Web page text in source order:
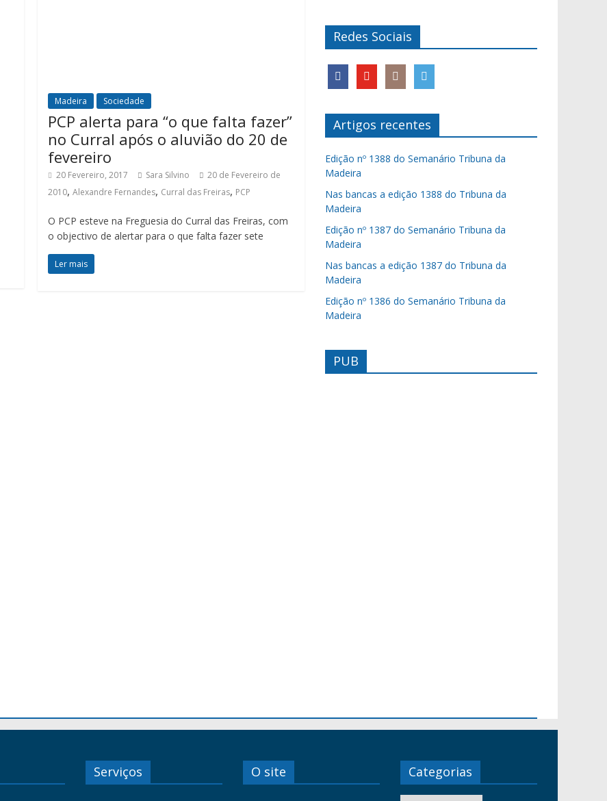
Madeira Sociedade
PCP alerta para “o que falta fazer”
no Curral após o aluvião do 20 de
fevereiro
20 Fevereiro, 2017 Sara Silvino
20 de Fevereiro de
2010,Alexandre Fernandes, Curral das Freiras, PCP
O PCP esteve na Freguesia do Curral das Freiras, com
o objectivo de alertar para o que falta fazer sete
Ler mais
Redes Sociais
Artigos recentes
Edição nº 1388 do Semanário Tribuna da
Madeira
Nas bancas a edição 1388 do Tribuna da
Madeira
Edição nº 1387 do Semanário Tribuna da
Madeira
Nas bancas a edição 1387 do Tribuna da
Madeira
Edição nº 1386 do Semanário Tribuna da
Madeira
PUB
Serviços O site Categorias